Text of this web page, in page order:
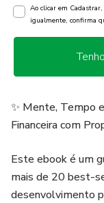
Ao clicar em
igualmente, confirma
✨ Mente, Tempo
Financeira com
Este ebook é um
mais de 20 best-
desenvolvimento